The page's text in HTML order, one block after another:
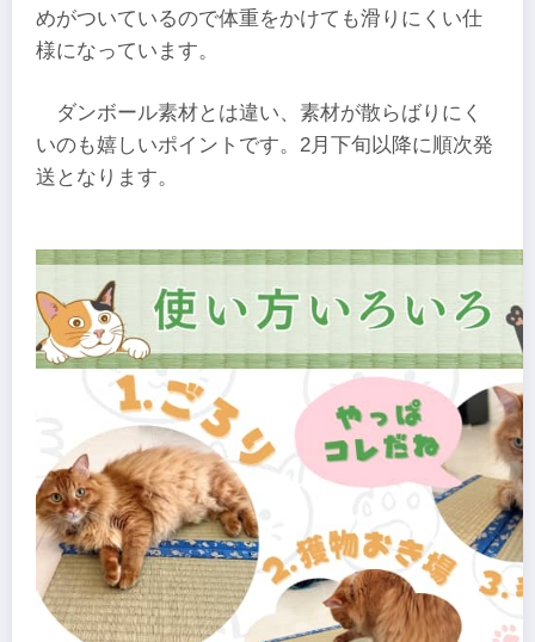
めがついているので体重をかけても滑りにくい仕
様になっています。
ダンボール素材とは違い、素材が散らばりにく
いのも嬉しいポイントです。2月下旬以降に順次発
送となります。